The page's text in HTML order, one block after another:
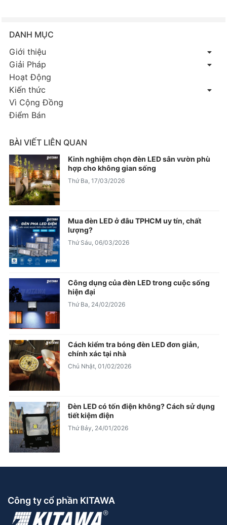
DANH MỤC
Giới thiệu
Giải Pháp
Hoạt Động
Kiến thức
Vì Cộng Đồng
Điểm Bán
BÀI VIẾT LIÊN QUAN
Kinh nghiệm chọn đèn LED sân vườn phù
hợp cho không gian sống
Thứ Ba, 17/03/2026
Mua đèn LED ở đâu TPHCM uy tín, chất
lượng?
Thứ Sáu, 06/03/2026
Công dụng của đèn LED trong cuộc sống
hiện đại
Thứ Ba, 24/02/2026
Cách kiểm tra bóng đèn LED đơn giản,
chính xác tại nhà
Chủ Nhật, 01/02/2026
Đèn LED có tốn điện không? Cách sử dụng
tiết kiệm điện
Thứ Bảy, 24/01/2026
Công ty cổ phần KITAWA